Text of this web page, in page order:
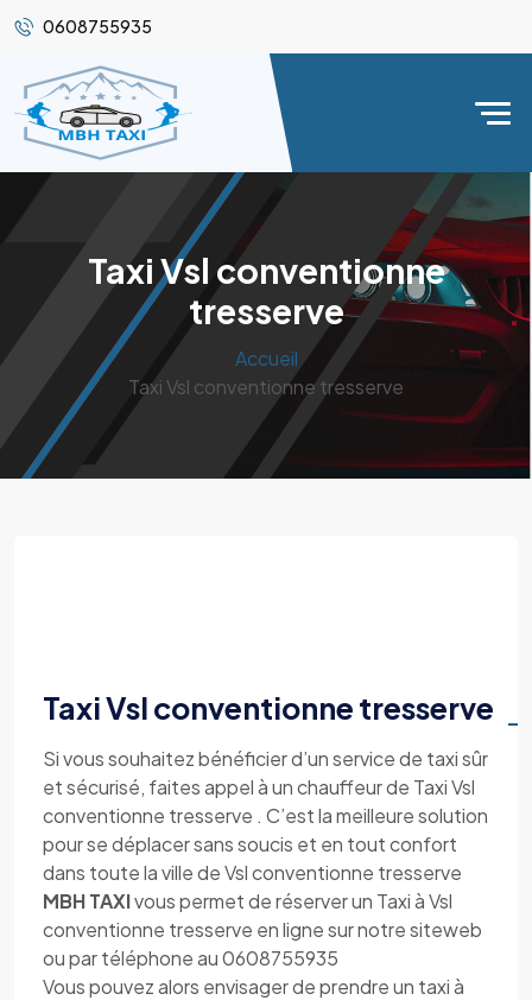
0608755935
Taxi Vsl conventionne
tresserve
Accueil
Taxi Vsl conventionne tresserve
Taxi Vsl conventionne tresserve
Si vous souhaitez bénéficier d’un service de taxi sûr
et sécurisé, faites appel à un chauffeur de Taxi Vsl
conventionne tresserve . C’est la meilleure solution
pour se déplacer sans soucis et en tout confort
dans toute la ville de Vsl conventionne tresserve
MBH TAXIvous permet de réserver un Taxi à Vsl
conventionne tresserve en ligne sur notre siteweb
ou par téléphone au 0608755935
Vous pouvez alors envisager de prendre un taxi à